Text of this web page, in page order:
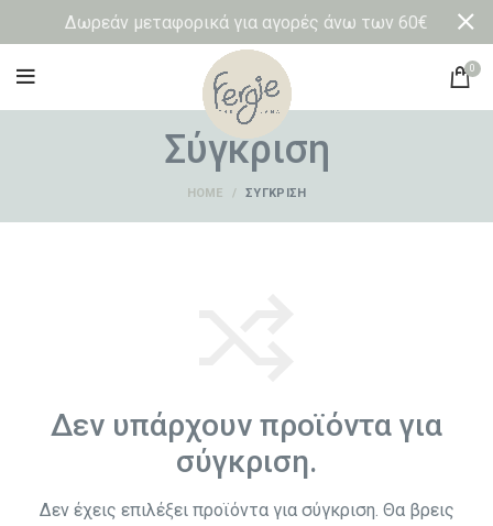
0
Σύγκριση
HOME ΣΎΓΚΡΙΣΗ
Δεν υπάρχουν προϊόντα για
σύγκριση.
Δεν έχεις επιλέξει προϊόντα για σύγκριση. Θα βρεις
Δωρεάν μεταφορικά για αγορές άνω των 60€